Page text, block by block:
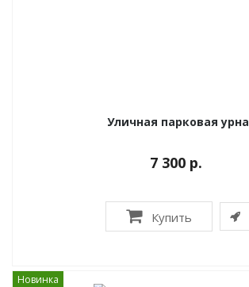
Уличная парковая урна
7 300 р.
Купить
Новинка